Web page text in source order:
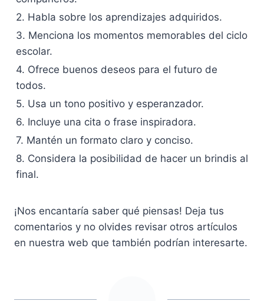
2. Habla sobre los aprendizajes adquiridos.
3. Menciona los momentos memorables del ciclo
escolar.
4. Ofrece buenos deseos para el futuro de
todos.
5. Usa un tono positivo y esperanzador.
6. Incluye una cita o frase inspiradora.
7. Mantén un formato claro y conciso.
8. Considera la posibilidad de hacer un brindis al
final.
¡Nos encantaría saber qué piensas! Deja tus
comentarios y no olvides revisar otros artículos
en nuestra web que también podrían interesarte.